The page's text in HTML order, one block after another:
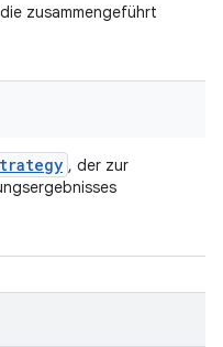
zusammengeführt
, der zur